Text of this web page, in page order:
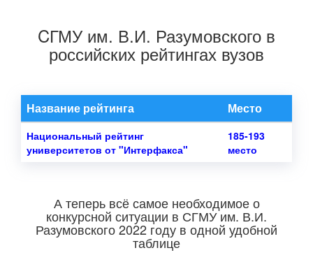
CГМУ им. В.И. Разумовского в
российских рейтингах вузов
Название рейтинга Место
Национальный рейтинг
университетов от "Интерфакса"
185-193
место
А теперь всё самое необходимое о
конкурсной ситуации в СГМУ им. В.И.
Разумовского 2022 году в одной удобной
таблице